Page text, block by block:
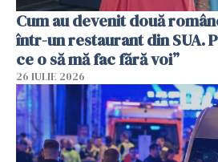
Cum au devenit două
într-un restaurant din SUA.
ce o să mă fac fără voi”
26 IULIE 2026